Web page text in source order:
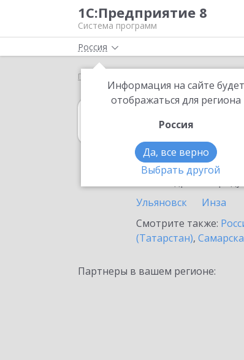
1С:Предприятие 8
Система программ
Россия
Информация на сайте будет
отображаться для региона
Россия
Да, все верно
Выбрать другой
Главная Выбор
в
Ознакомьтесь с
Ульяновск
Инза
Смотрите также:
(Татарстан),
Партнеры в вашем регионе: